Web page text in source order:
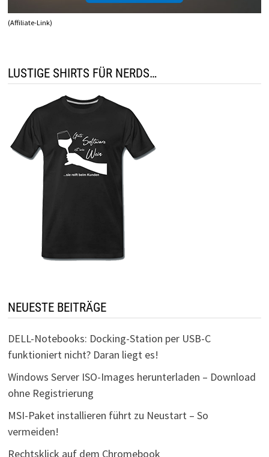
(Affiliate-Link)
LUSTIGE SHIRTS FÜR NERDS…
NEUESTE BEITRÄGE
DELL-Notebooks: Docking-Station per USB-C
funktioniert nicht? Daran liegt es!
Windows Server ISO-Images herunterladen – Download
ohne Registrierung
MSI-Paket installieren führt zu Neustart – So
vermeiden!
Rechtsklick auf dem Chromebook